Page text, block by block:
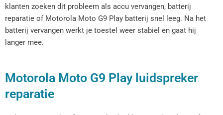
klanten zoeken dit probleem als accu vervangen, batterij
reparatie of Motorola Moto G9 Play batterij snel leeg. Na het
batterij vervangen werkt je toestel weer stabiel en gaat hij
langer mee.
Motorola Moto G9 Play luidspreker
reparatie